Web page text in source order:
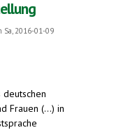
Sa, 2016-01-09
Frauen (...) in